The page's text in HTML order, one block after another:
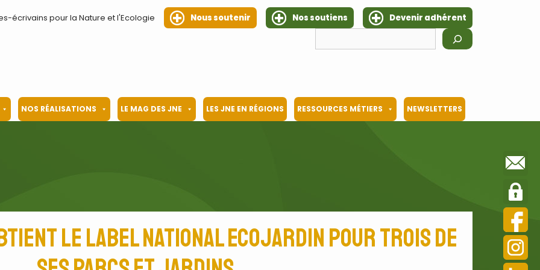
écrivains pour la Nature et l'Ecologie Nous soutenir Nos soutiens
Devenir adhérent
NOS RÉALISATIONS LE MAG DES JNE LES JNE EN RÉGIONS RESSOURCES MÉTIERS NEWSLETTERS
le label national Ecojardin pour trois de